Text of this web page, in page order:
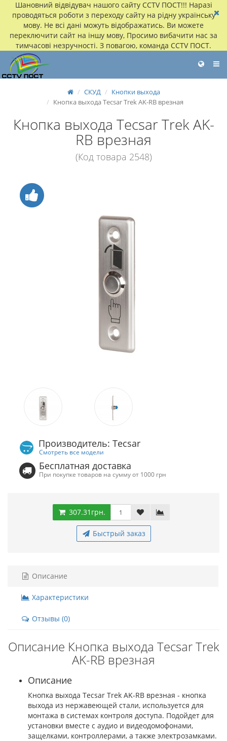
Шановний відвідувач нашого сайту CCTV ПОСТ!!! Наразі
проводяться роботи з переходу сайту на рідну українську
мову. Не всі дані можуть відображатись. Ви можете
переключити сайт на іншу мову, Просимо вибачити нас за
тимчасові незручності. З повагою, команда CCTV ПОСТ.
СКУД
Кнопки выхода
Кнопка выхода Tecsar Trek AK-RB врезная
Кнопка выхода Tecsar Trek AK-
RB врезная
(Код товара 2548)
Производитель: Tecsar
Смотреть все модели
Бесплатная доставка
При покупке товаров на сумму от 1000 грн
307.31грн.
Быстрый заказ
Описание
Характеристики
Отзывы (0)
Описание Кнопка выхода Tecsar Trek
AK-RB врезная
Описание
Кнопка выхода Tecsar Trek AK-RB врезная - кнопка
выхода из нержавеющей стали, используется для
монтажа в системах контроля доступа. Подойдет для
установки вместе с аудио и видеодомофонами,
защелками, контроллерами, а также электрозамками.